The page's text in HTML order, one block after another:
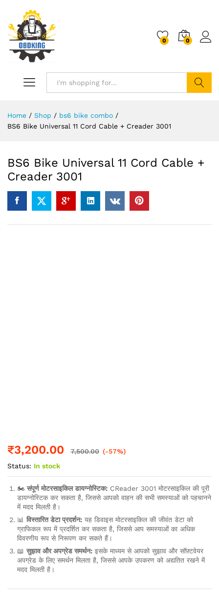
0 0
Home / Shop / bs6 bike combo /
BS6 Bike Universal 11 Cord Cable + Creader 3001
BS6 Bike Universal 11 Cord Cable +
Creader 3001
₹3,200.00 7,500.00 (-57%)
Status: In stock
🏍️ संपूर्ण मोटरसाइकिल डायग्नोस्टिक: CReader 3001 मोटरसाइकिल की पूरी
डायग्नोस्टिक कर सकता है, जिससे आपको वाहन की सभी समस्याओं को पहचानने
में मदद मिलती है।
📊 विस्तारित डेटा प्रदर्शन: यह डिवाइस मोटरसाइकिल की जीवंत डेटा को
ग्राफिकल रूप में प्रदर्शित कर सकता है, जिससे आप समस्याओं का अधिक
विवरणीय रूप से निरूपण कर सकते हैं।
📖 सुझाव और अपग्रेड समर्थन: इसके माध्यम से आपको सुझाव और सॉफ़्टवेयर
अपग्रेड के लिए समर्थन मिलता है, जिससे आपके उपकरण को अद्यतित रखने में
मदद मिलती है।